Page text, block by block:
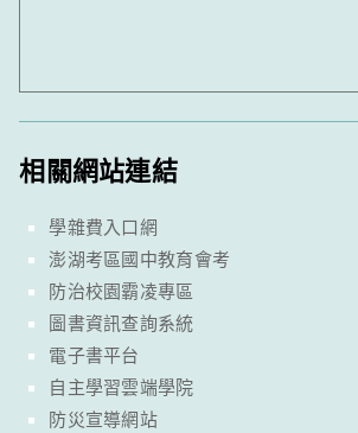
相關網站連結
學雜費入口網
澎湖考區國中教育會考
防治校園霸凌專區
圖書資訊查詢系統
電子書平台
自主學習雲端學院
防災宣導網站